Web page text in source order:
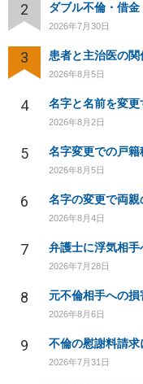
2
2026年7月30日
3 患者と主治医の
2026年8月5日
4 名字と名前を変更
2026年8月2日
5 名字変更での戸籍
2026年8月5日
6 名字の変更で両親
2026年8月4日
7 弁護士に浮気相
2026年7月28日
8 元不倫相手への
2026年8月6日
9 不倫の慰謝料請
2026年7月31日